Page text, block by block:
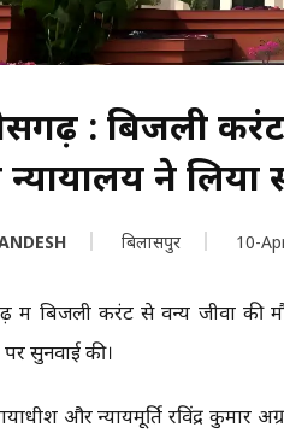
: बिजली
ने लिया
बिलासपुर 10-
में बिजली करंट से वन्य जीवों की
सुनवाई की।
और न्यायमूर्ति रविंद्र कुमार